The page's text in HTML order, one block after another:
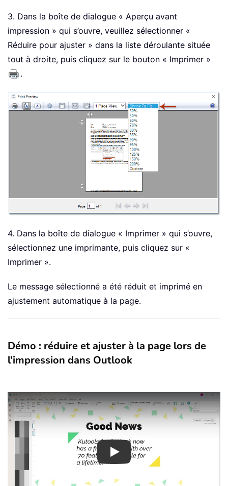
3. Dans la boîte de dialogue « Aperçu avant
impression » qui s’ouvre, veuillez sélectionner «
Réduire pour ajuster » dans la liste déroulante située
tout à droite, puis cliquez sur le bouton « Imprimer »
.
4. Dans la boîte de dialogue « Imprimer » qui s’ouvre,
sélectionnez une imprimante, puis cliquez sur «
Imprimer ».
Le message sélectionné a été réduit et imprimé en
ajustement automatique à la page.
Démo : réduire et ajuster à la page lors de
l’impression dans Outlook
Play